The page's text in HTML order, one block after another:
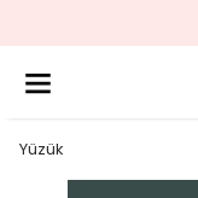
Yüzük